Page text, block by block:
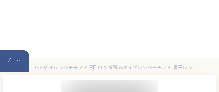
4th
たためるレンジモチアミ RE-951 折畳みタイプレンジモチアミ 電子レンジ餅アミ レンジもち網 チンしてお餅 曙産業 燕三条 日本製 定形外郵便 送料無料 代引き不可 配送日時時間指定不可